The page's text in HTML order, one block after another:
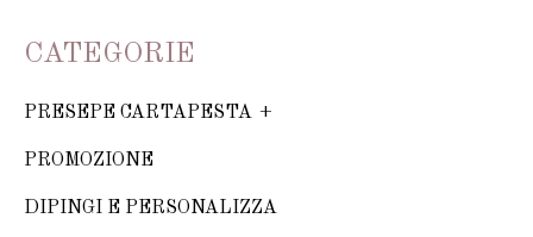
CATEGORIE
PRESEPE CARTAPESTA
PROMOZIONE
DIPINGI E PERSONALIZZA